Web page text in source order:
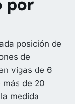
por
posición de
de
vigas de 6
más de 20
medida